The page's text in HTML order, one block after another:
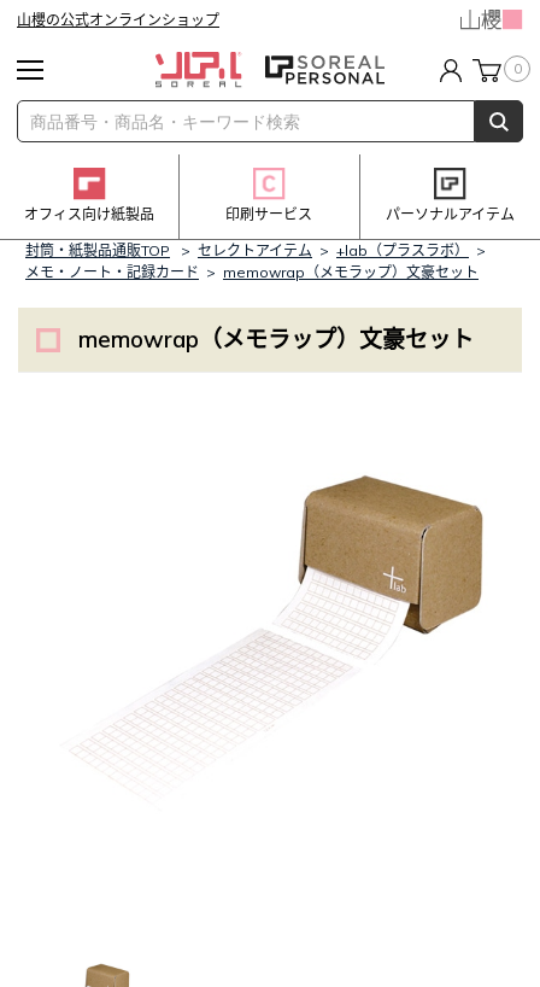
山櫻の公式オンラインショップ
0
オフィス向け紙製品 印刷サービス
パーソナルアイテム
封筒・紙製品通販TOP
> セレクトアイテム > +lab（プラスラボ）
>
メモ・ノート・記録カード > memowrap（メモラップ）文豪セット
memowrap（メモラップ）文豪セット